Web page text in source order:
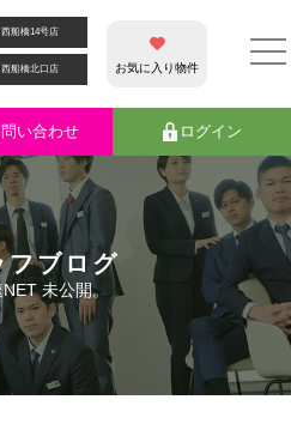
船橋14号店
船橋北口店 お気に入り物件
い合わせ ログイン
フブログ
未公開。